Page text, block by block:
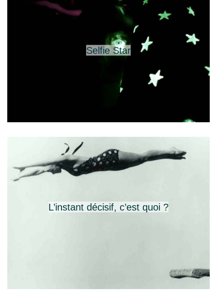
Selfie Star
L’instant décisif, c’est quoi ?